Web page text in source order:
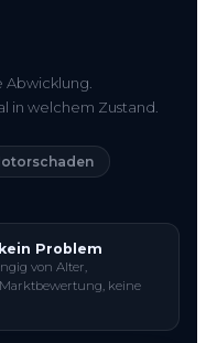
in welchem Zustand.
Problem
von Alter,
keine